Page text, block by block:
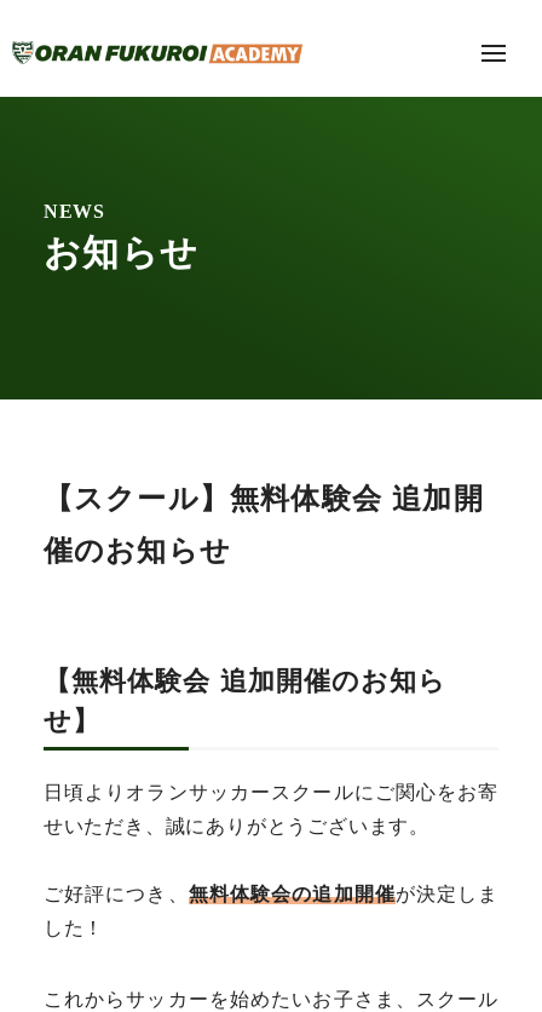
NEWS
お知らせ
【スクール】無料体験会 追加開
催のお知らせ
【無料体験会 追加開催のお知ら
せ】
日頃よりオランサッカースクールにご関心をお寄
せいただき、誠にありがとうございます。
ご好評につき、 無料体験会の追加開催が決定しま
した！
これからサッカーを始めたいお子さま、スクール